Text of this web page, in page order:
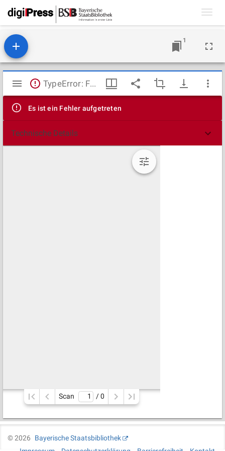
1
Mirador
Viewer
TypeError: Failed to fetch
Es ist ein Fehler aufgetreten
Technische Details
Scan / 0
©2026
Bayerische Staatsbibliothek